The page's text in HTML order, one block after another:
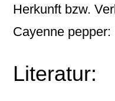
Herkunft bzw.
Cayenne pepper:
Literatur: